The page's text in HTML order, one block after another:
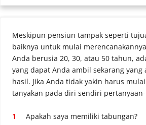
Meskipun pensiun tampak seperti
baiknya untuk mulai
Anda berusia 20, 30, atau 50 tahun,
yang dapat Anda ambil sekarang yang
hasil. Jika Anda tidak yakin harus
tanyakan pada diri sendiri
Apakah saya memiliki tabungan?